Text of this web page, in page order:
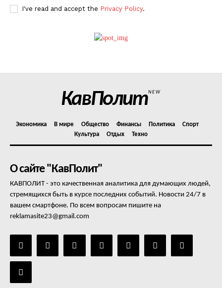
I've read and accept the Privacy Policy.
КавПолитNEW
Экономика В мире Общество Финансы Политика
Спорт
Культура
Отдых Техно
О сайте "КавПолит"
КАВПОЛИТ - это качественная аналитика для думающих людей,
стремящихся быть в курсе последних событий. Новости 24/7 в
вашем смартфоне. По всем вопросам пишите на
reklamasite23@gmail.com